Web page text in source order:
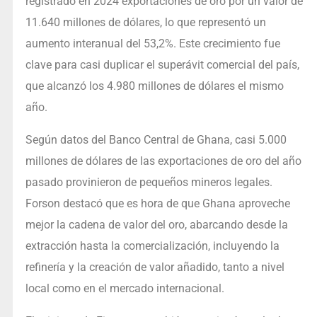
11.640 millones de dólares, lo que representó un
aumento interanual del 53,2%. Este crecimiento fue
clave para casi duplicar el superávit comercial del país,
que alcanzó los 4.980 millones de dólares el mismo
año.
Según datos del Banco Central de Ghana, casi 5.000
millones de dólares de las exportaciones de oro del año
pasado provinieron de pequeños mineros legales.
Forson destacó que es hora de que Ghana aproveche
mejor la cadena de valor del oro, abarcando desde la
extracción hasta la comercialización, incluyendo la
refinería y la creación de valor añadido, tanto a nivel
local como en el mercado internacional.